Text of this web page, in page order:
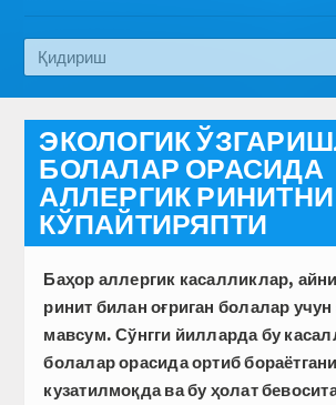
Эко медиа
ЭКОЛОГИК
БОЛАЛАР ОРАСИДА
АЛЛЕРГИК РИНИТНИ
КЎПАЙТИРЯПТИ
Баҳор аллергик касалликлар,
ринит билан оғриган болалар учун
мавсум. Сўнгги йилларда бу
болалар орасида ортиб бораётгани
кузатилмоқда ва бу ҳолат